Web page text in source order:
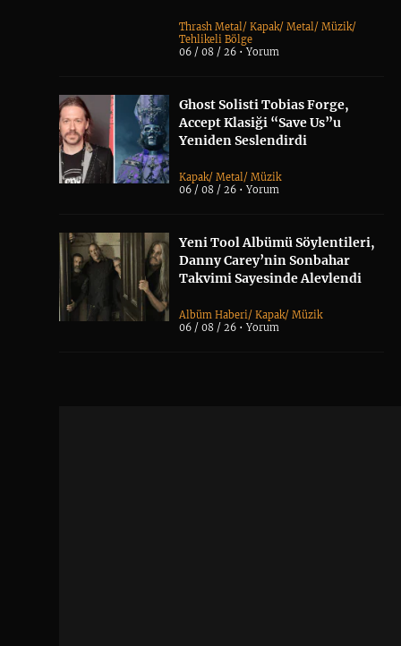
Thrash Metal/Kapak/Metal/Müzik/
Tehlikeli Bölge
06 / 08 / 26 •Yorum
Ghost Solisti Tobias Forge,
Accept Klasiği “Save Us”u
Yeniden Seslendirdi
Kapak/Metal/Müzik
06 / 08 / 26 •Yorum
Yeni Tool Albümü Söylentileri,
Danny Carey’nin Sonbahar
Takvimi Sayesinde Alevlendi
Albüm Haberi/Kapak/Müzik
06 / 08 / 26 •Yorum